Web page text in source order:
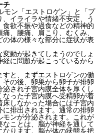
チ
モン「エストロゲン」と「プ
イライラや情緒不安定、う
欲不振や過食などの精神的
、腰痛、肩こり、むくみ、
体の様々な部分に症状が表
動が起きてしまうのでしょ
に問題が起こっているから
すと、まずエストロゲンの働
の後、卵巣から卵子が排卵
され子宮内膜全体を厚くし
った子宮内膜へ受精卵が着
しなかった場合には子宮内
排出されます。通常の排卵
ンが分泌されます。これが
ことは、脳が神経を通して
ります。脳が体の状態を把